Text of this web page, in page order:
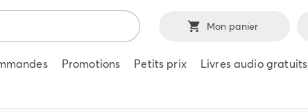
Mon panier
Promotions Petits prix Livres audio gratuits